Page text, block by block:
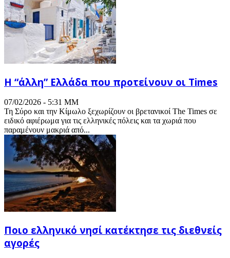
Η “άλλη” Ελλάδα που προτείνουν οι Times
07/02/2026 - 5:31 ΜΜ
Τη Σύρο και την Κίμωλο ξεχωρίζουν οι βρετανικοί The Times σε
ειδικό αφιέρωμα για τις ελληνικές πόλεις και τα χωριά που
παραμένουν μακριά από...
Ποιο ελληνικό νησί κατέκτησε τις διεθνείς
αγορές